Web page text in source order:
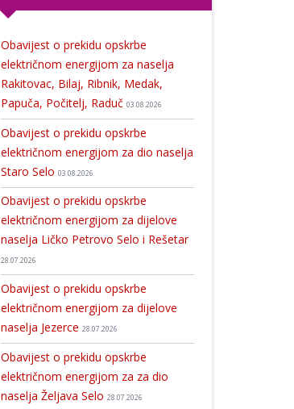
U posljednja 24 sata 42 novooboljele osobe od COVID-19, najviše 23 u Gospiću
Obavijest o prekidu opskrbe
električnom energijom za naselja
Rakitovac, Bilaj, Ribnik, Medak,
Papuča, Počitelj, Raduč 03.08.2026
Obavijest o prekidu opskrbe
električnom energijom za dio naselja
Staro Selo 03.08.2026
Obavijest o prekidu opskrbe
električnom energijom za dijelove
naselja Ličko Petrovo Selo i Rešetar
28.07.2026
Obavijest o prekidu opskrbe
električnom energijom za dijelove
naselja Jezerce 28.07.2026
Obavijest o prekidu opskrbe
električnom energijom za za dio
naselja Željava Selo 28.07.2026